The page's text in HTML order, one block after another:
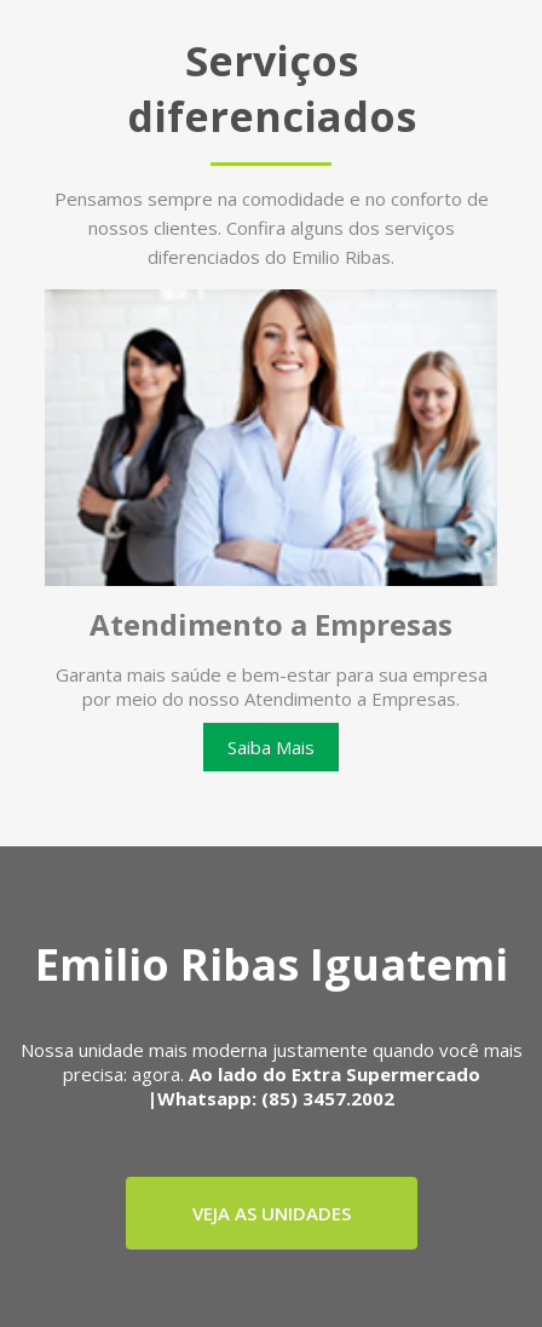
Serviços
diferenciados
Pensamos sempre na comodidade e no conforto de
nossos clientes. Confira alguns dos serviços
diferenciados do Emilio Ribas.
Atendimento a Empresas
Garanta mais saúde e bem-estar para sua empresa
por meio do nosso Atendimento a Empresas.
Saiba Mais
Emilio Ribas Iguatemi
Nossa unidade mais moderna justamente quando você mais
precisa: agora. Ao lado do Extra Supermercado
|Whatsapp: (85) 3457.2002
VEJA AS UNIDADES